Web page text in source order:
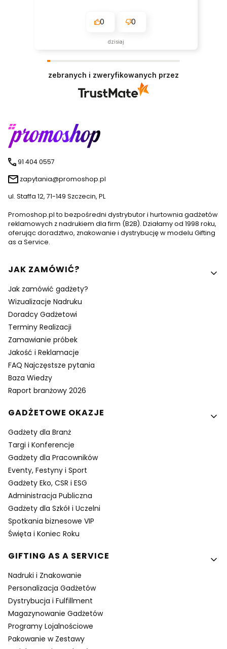
0 0
dzisiaj
zebranych i zweryfikowanych przez
91 404 0557
zapytania@promoshop.pl
ul. Staffa 12, 71-149 Szczecin, PL
Promoshop.pl to bezpośredni dystrybutor i hurtownia gadżetów
reklamowych z nadrukiem dla firm (B2B). Działamy od 1998 roku,
oferując doradztwo, znakowanie i dystrybucję w modelu Gifting
as a Service.
Linki w stopce
JAK ZAMÓWIĆ?
Jak zamówić gadżety?
Wizualizacje Nadruku
Doradcy Gadżetowi
Terminy Realizacji
Zamawianie próbek
Jakość i Reklamacje
FAQ Najczęstsze pytania
Baza Wiedzy
Raport branżowy 2026
GADŻETOWE OKAZJE
Gadżety dla Branż
Targi i Konferencje
Gadżety dla Pracowników
Eventy, Festyny i Sport
Gadżety Eko, CSR i ESG
Administracja Publiczna
Gadżety dla Szkół i Uczelni
Spotkania biznesowe VIP
Święta i Koniec Roku
GIFTING AS A SERVICE
Nadruki i Znakowanie
Personalizacja Gadżetów
Dystrybucja i Fulfillment
Magazynowanie Gadżetów
Programy Lojalnościowe
Pakowanie w Zestawy